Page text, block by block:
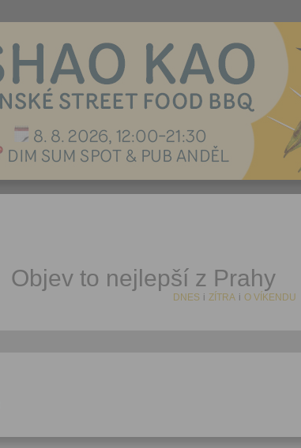
Objev to nejlepší z Prahy
DNES i ZÍTRA i O VÍKENDU